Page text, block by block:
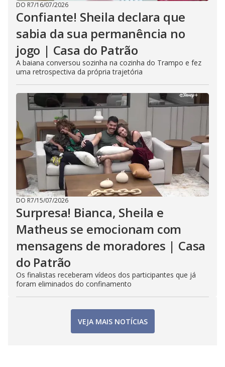
DO R7/16/07/2026
Confiante! Sheila declara que
sabia da sua permanência no
jogo | Casa do Patrão
A baiana conversou sozinha na cozinha do Trampo e fez
uma retrospectiva da própria trajetória
DO R7/15/07/2026
Surpresa! Bianca, Sheila e
Matheus se emocionam com
mensagens de moradores | Casa
do Patrão
Os finalistas receberam vídeos dos participantes que já
foram eliminados do confinamento
VEJA MAIS NOTÍCIAS